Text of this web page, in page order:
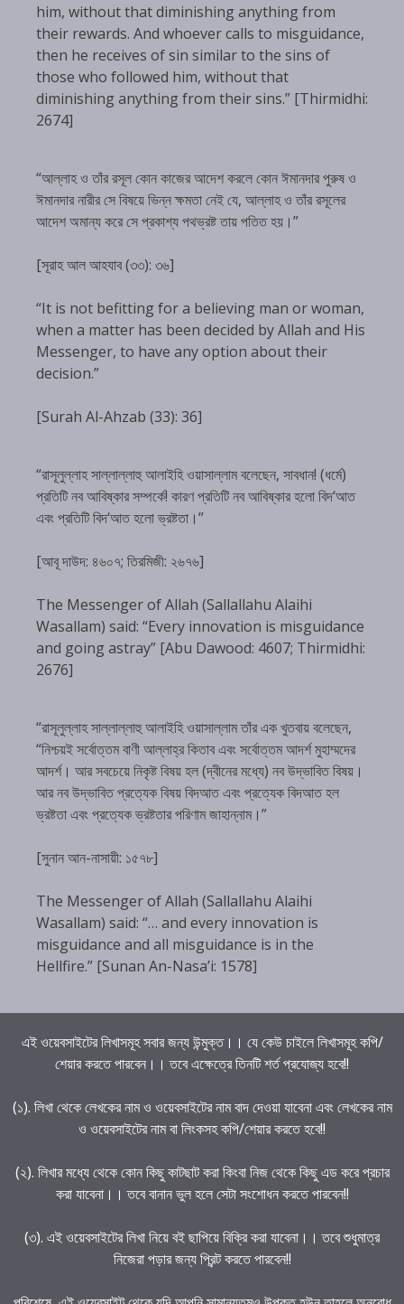
him, without that diminishing anything from
their rewards. And whoever calls to misguidance,
then he receives of sin similar to the sins of
those who followed him, without that
diminishing anything from their sins.” [Thirmidhi:
2674]
“আল্লাহ ও তাঁর রসূল কোন কাজের আদেশ করলে কোন ঈমানদার পুরুষ ও
ঈমানদার নারীর সে বিষয়ে ভিন্ন ক্ষমতা নেই যে, আল্লাহ ও তাঁর রসূলের
আদেশ অমান্য করে সে প্রকাশ্য পথভ্রষ্ট তায় পতিত হয়।”
[সূরাহ আল আহযাব (৩৩): ৩৬]
“It is not befitting for a believing man or woman,
when a matter has been decided by Allah and His
Messenger, to have any option about their
decision.”
[Surah Al-Ahzab (33): 36]
“রাসূলুল্লাহ সাল্লাল্লাহু আলাইহি ওয়াসাল্লাম বলেছেন, সাবধান! (ধর্মে)
প্রতিটি নব আবিষ্কার সম্পর্কে! কারণ প্রতিটি নব আবিষ্কার হলো বিদ‘আত
এবং প্রতিটি বিদ‘আত হলো ভ্রষ্টতা।”
[আবূ দাউদ: ৪৬০৭; তিরমিজী: ২৬৭৬]
The Messenger of Allah (Sallallahu Alaihi
Wasallam) said: “Every innovation is misguidance
and going astray” [Abu Dawood: 4607; Thirmidhi:
2676]
“রাসূলুল্লাহ সাল্লাল্লাহু আলাইহি ওয়াসাল্লাম তাঁর এক খুতবায় বলেছেন,
“নিশ্চয়ই সর্বোত্তম বাণী আল্লাহ্‌র কিতাব এবং সর্বোত্তম আদর্শ মুহাম্মদের
আদর্শ। আর সবচেয়ে নিকৃষ্ট বিষয় হল (দ্বীনের মধ্যে) নব উদ্ভাবিত বিষয়।
আর নব উদ্ভাবিত প্রত্যেক বিষয় বিদআত এবং প্রত্যেক বিদআত হল
ভ্রষ্টতা এবং প্রত্যেক ভ্রষ্টতার পরিণাম জাহান্নাম।”
[সুনান আন-নাসায়ী: ১৫৭৮]
The Messenger of Allah (Sallallahu Alaihi
Wasallam) said: “… and every innovation is
misguidance and all misguidance is in the
Hellfire.” [Sunan An-Nasa’i: 1578]
এই ওয়েবসাইটের লিখাসমূহ সবার জন্য উন্মুক্ত।। যে কেউ চাইলে লিখাসমূহ কপি/
শেয়ার করতে পারবেন।। তবে এক্ষেত্রে তিনটি শর্ত প্রযোজ্য হবে!!
(১). লিখা থেকে লেখকের নাম ও ওয়েবসাইটের নাম বাদ দেওয়া যাবেনা এবং লেখকের নাম
ও ওয়েবসাইটের নাম বা লিংকসহ কপি/শেয়ার করতে হবে!!
(২). লিখার মধ্যে থেকে কোন কিছু কাটছাট করা কিংবা নিজ থেকে কিছু এড করে প্রচার
করা যাবেনা।। তবে বানান ভুল হলে সেটা সংশোধন করতে পারবেন!!
(৩). এই ওয়েবসাইটের লিখা নিয়ে বই ছাপিয়ে বিক্রি করা যাবেনা।। তবে শুধুমাত্র
নিজেরা পড়ার জন্য প্রিন্ট করতে পারবেন!!